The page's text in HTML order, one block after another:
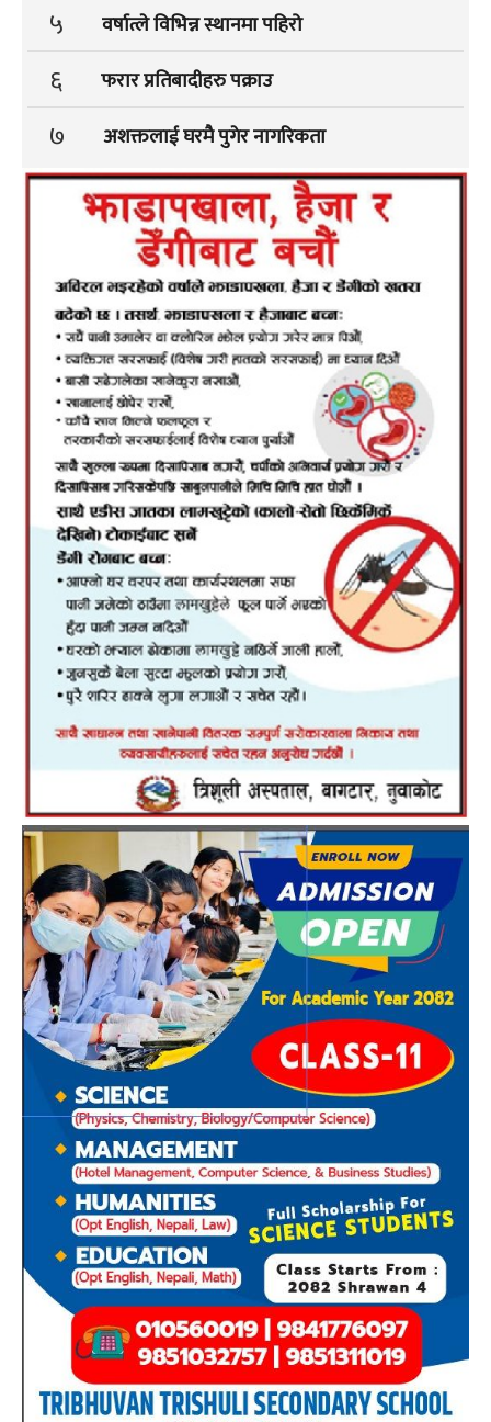
५ वर्षात्ले विभिन्न स्थानमा पहिरो
६ फरार प्रतिबादीहरु पक्राउ
७ अशक्तलाई घरमै पुगेर नागरिकता